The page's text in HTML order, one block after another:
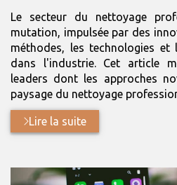
Le secteur du nettoyage
mutation, impulsée par des
méthodes, les technologies et
dans l'industrie. Cet article
leaders dont les approches
paysage du nettoyage
Lire la suite